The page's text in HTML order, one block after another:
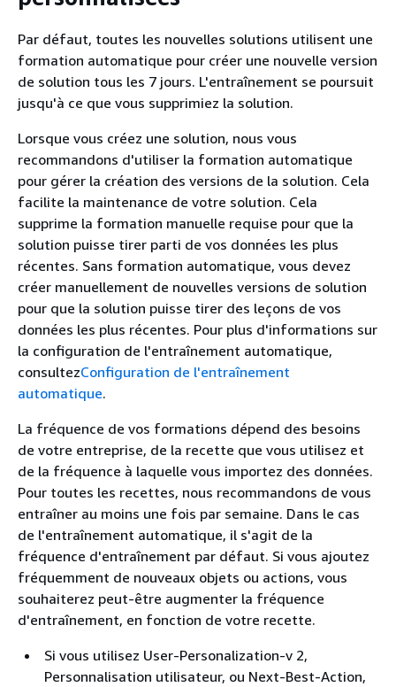
Par défaut, toutes les nouvelles solutions utilisent une
formation automatique pour créer une nouvelle version
de solution tous les 7 jours. L'entraînement se poursuit
jusqu'à ce que vous supprimiez la solution.
Lorsque vous créez une solution, nous vous
recommandons d'utiliser la formation automatique
pour gérer la création des versions de la solution. Cela
facilite la maintenance de votre solution. Cela
supprime la formation manuelle requise pour que la
solution puisse tirer parti de vos données les plus
récentes. Sans formation automatique, vous devez
créer manuellement de nouvelles versions de solution
pour que la solution puisse tirer des leçons de vos
données les plus récentes. Pour plus d'informations sur
la configuration de l'entraînement automatique,
consultezConfiguration de l'entraînement
automatique.
La fréquence de vos formations dépend des besoins
de votre entreprise, de la recette que vous utilisez et
de la fréquence à laquelle vous importez des données.
Pour toutes les recettes, nous recommandons de vous
entraîner au moins une fois par semaine. Dans le cas
de l'entraînement automatique, il s'agit de la
fréquence d'entraînement par défaut. Si vous ajoutez
fréquemment de nouveaux objets ou actions, vous
souhaiterez peut-être augmenter la fréquence
d'entraînement, en fonction de votre recette.
Si vous utilisez User-Personalization-v 2,
Personnalisation utilisateur, ou Next-Best-Action,